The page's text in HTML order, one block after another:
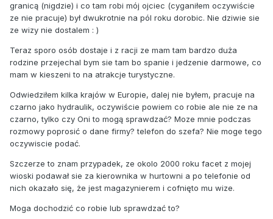
granicą (nigdzie) i co tam robi mój ojciec (cyganiłem oczywiście
ze nie pracuje) był dwukrotnie na pól roku dorobic. Nie dziwie sie
ze wizy nie dostalem : )
Teraz sporo osób dostaje i z racji ze mam tam bardzo duża
rodzine przejechal bym sie tam bo spanie i jedzenie darmowe, co
mam w kieszeni to na atrakcje turystyczne.
Odwiedziłem kilka krajów w Europie, dalej nie byłem, pracuje na
czarno jako hydraulik, oczywiście powiem co robie ale nie ze na
czarno, tylko czy Oni to mogą sprawdzać? Moze mnie podczas
rozmowy poprosić o dane firmy? telefon do szefa? Nie moge tego
oczywiscie podać.
Szczerze to znam przypadek, ze okolo 2000 roku facet z mojej
wioski podawał sie za kierownika w hurtowni a po telefonie od
nich okazało się, że jest magazynierem i cofnięto mu wize.
Moga dochodzić co robie lub sprawdzać to?